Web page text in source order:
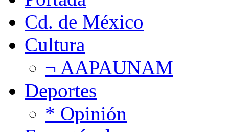
Cd. de México
Cultura
¬ AAPAUNAM
Deportes
* Opinión